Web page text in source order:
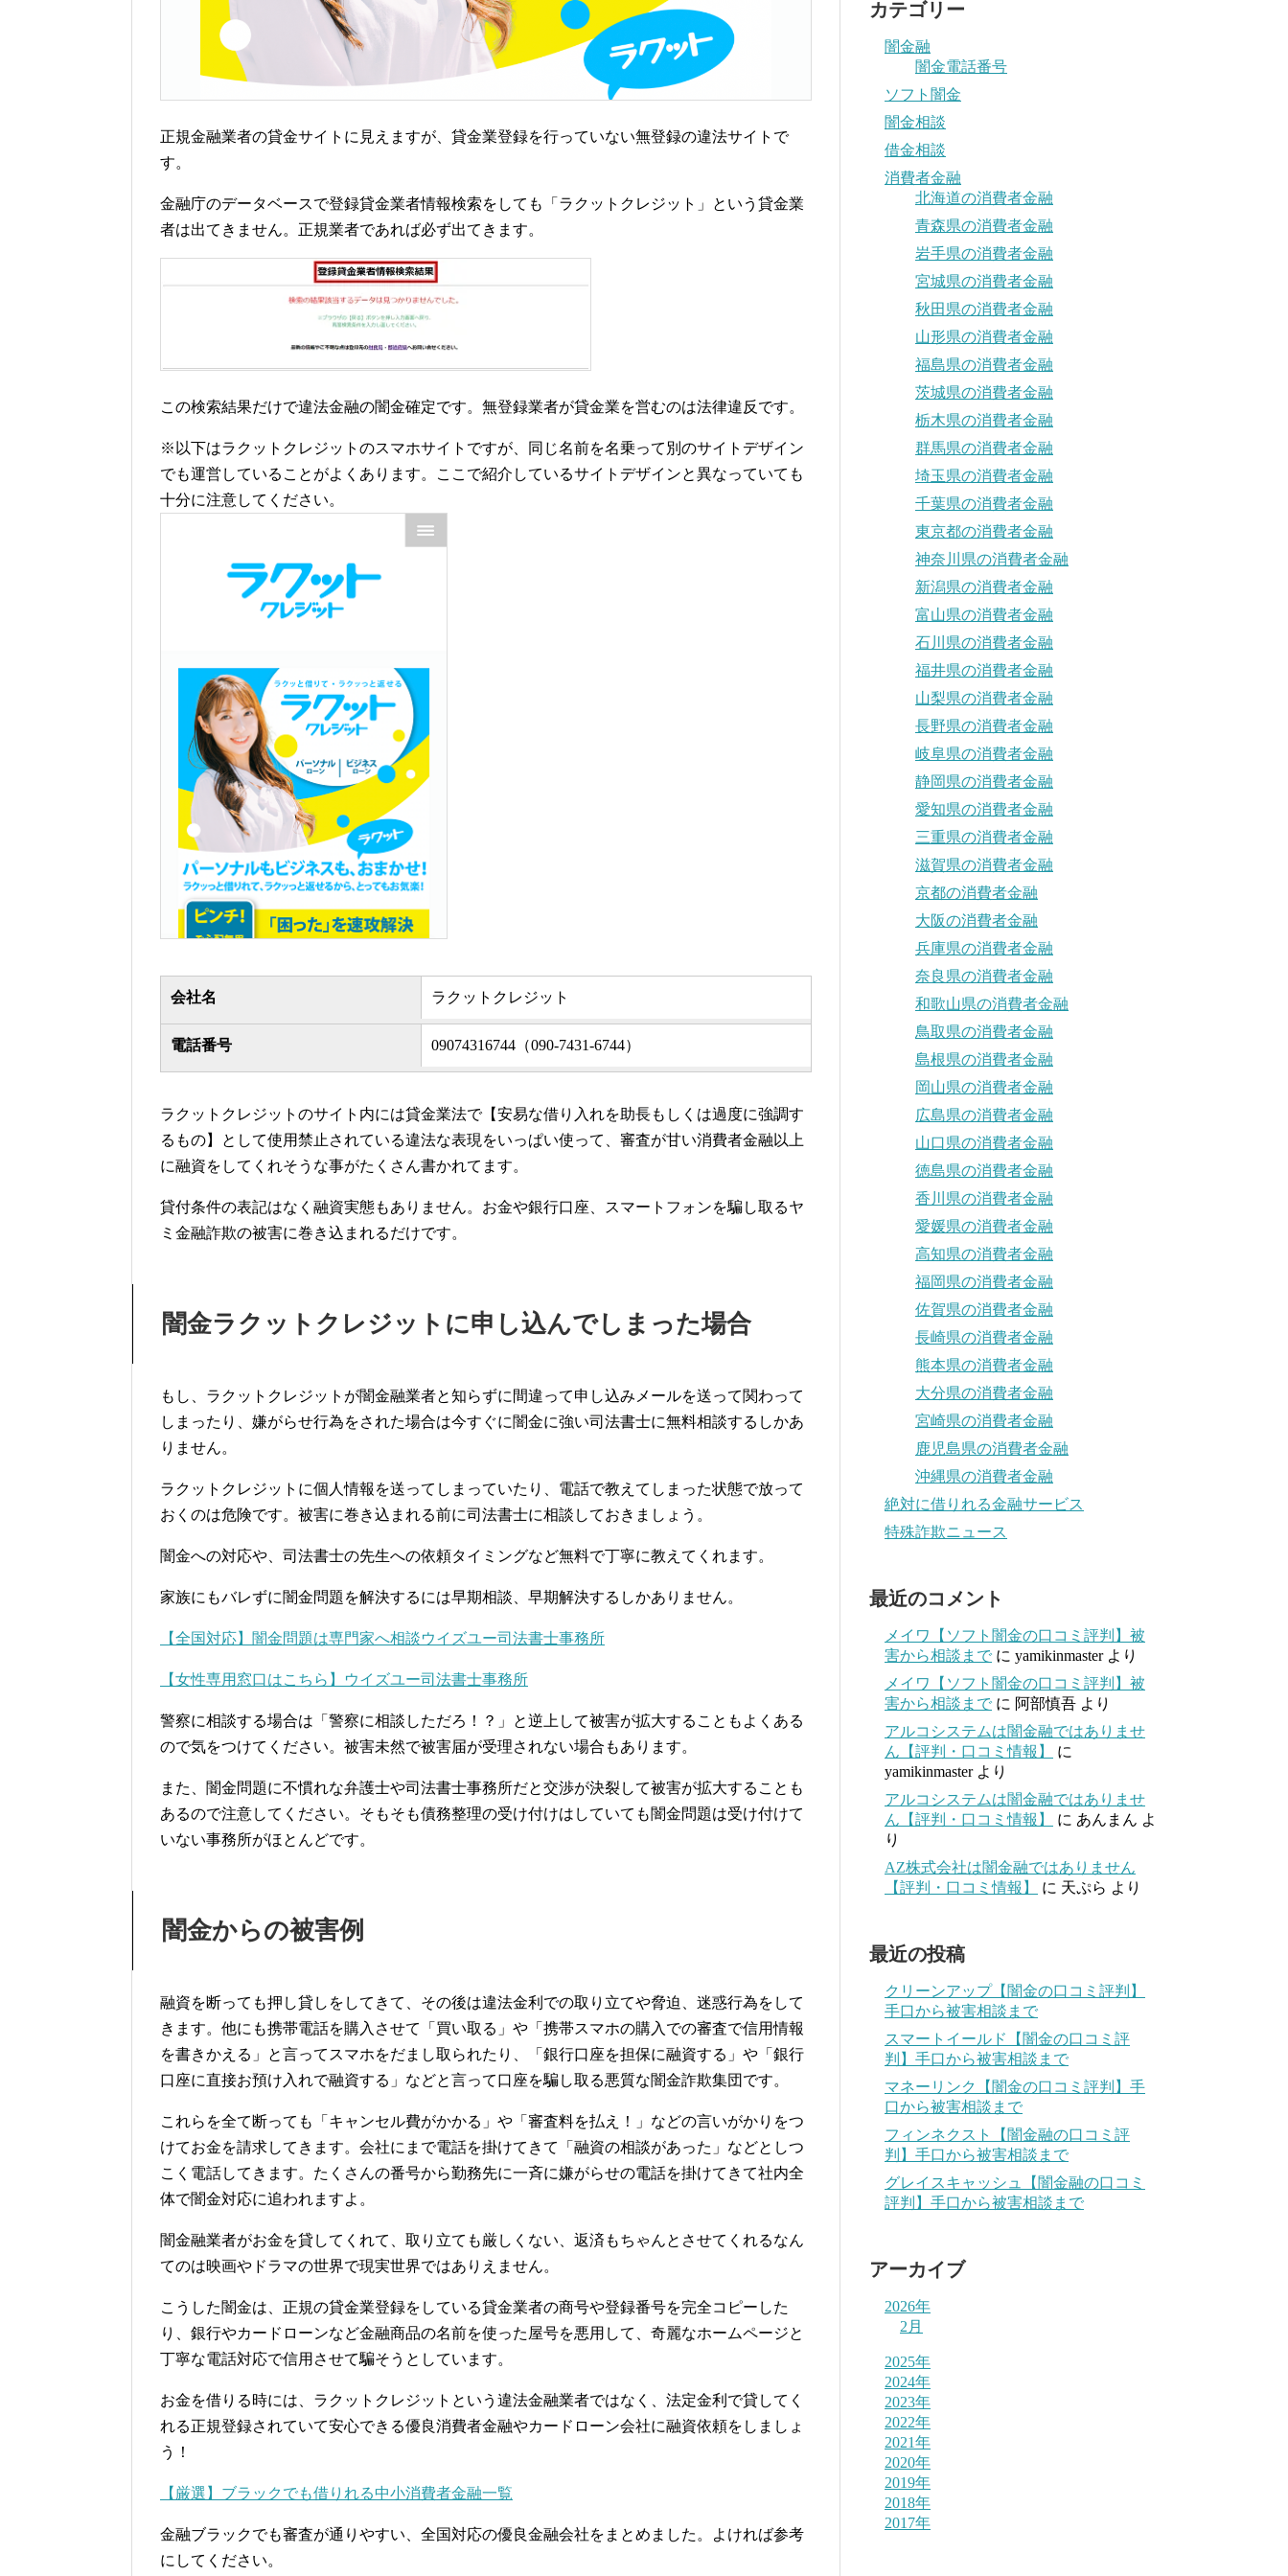
正規金融業者の貸金サイトに見えますが、貸金業登録を行っていない無登録の違法サイトで
す。
金融庁のデータベースで登録貸金業者情報検索をしても「ラクットクレジット」という貸金業
者は出てきません。正規業者であれば必ず出てきます。
この検索結果だけで違法金融の闇金確定です。無登録業者が貸金業を営むのは法律違反です。
※以下はラクットクレジットのスマホサイトですが、同じ名前を名乗って別のサイトデザイン
でも運営していることがよくあります。ここで紹介しているサイトデザインと異なっていても
十分に注意してください。
会社名 ラクットクレジット
電話番号 09074316744（090-7431-6744）
ラクットクレジットのサイト内には貸金業法で【安易な借り入れを助長もしくは過度に強調す
るもの】として使用禁止されている違法な表現をいっぱい使って、審査が甘い消費者金融以上
に融資をしてくれそうな事がたくさん書かれてます。
貸付条件の表記はなく融資実態もありません。お金や銀行口座、スマートフォンを騙し取るヤ
ミ金融詐欺の被害に巻き込まれるだけです。
闇金ラクットクレジットに申し込んでしまった場合
もし、ラクットクレジットが闇金融業者と知らずに間違って申し込みメールを送って関わって
しまったり、嫌がらせ行為をされた場合は今すぐに闇金に強い司法書士に無料相談するしかあ
りません。
ラクットクレジットに個人情報を送ってしまっていたり、電話で教えてしまった状態で放って
おくのは危険です。被害に巻き込まれる前に司法書士に相談しておきましょう。
闇金への対応や、司法書士の先生への依頼タイミングなど無料で丁寧に教えてくれます。
家族にもバレずに闇金問題を解決するには早期相談、早期解決するしかありません。
【全国対応】闇金問題は専門家へ相談ウイズユー司法書士事務所
【女性専用窓口はこちら】ウイズユー司法書士事務所
警察に相談する場合は「警察に相談しただろ！？」と逆上して被害が拡大することもよくある
ので気をつけてください。被害未然で被害届が受理されない場合もあります。
また、闇金問題に不慣れな弁護士や司法書士事務所だと交渉が決裂して被害が拡大することも
あるので注意してください。そもそも債務整理の受け付けはしていても闇金問題は受け付けて
いない事務所がほとんどです。
闇金からの被害例
融資を断っても押し貸しをしてきて、その後は違法金利での取り立てや脅迫、迷惑行為をして
きます。他にも携帯電話を購入させて「買い取る」や「携帯スマホの購入での審査で信用情報
を書きかえる」と言ってスマホをだまし取られたり、「銀行口座を担保に融資する」や「銀行
口座に直接お預け入れで融資する」などと言って口座を騙し取る悪質な闇金詐欺集団です。
これらを全て断っても「キャンセル費がかかる」や「審査料を払え！」などの言いがかりをつ
けてお金を請求してきます。会社にまで電話を掛けてきて「融資の相談があった」などとしつ
こく電話してきます。たくさんの番号から勤務先に一斉に嫌がらせの電話を掛けてきて社内全
体で闇金対応に追われますよ。
闇金融業者がお金を貸してくれて、取り立ても厳しくない、返済もちゃんとさせてくれるなん
てのは映画やドラマの世界で現実世界ではありえません。
こうした闇金は、正規の貸金業登録をしている貸金業者の商号や登録番号を完全コピーした
り、銀行やカードローンなど金融商品の名前を使った屋号を悪用して、奇麗なホームページと
丁寧な電話対応で信用させて騙そうとしています。
お金を借りる時には、ラクットクレジットという違法金融業者ではなく、法定金利で貸してく
れる正規登録されていて安心できる優良消費者金融やカードローン会社に融資依頼をしましょ
う！
【厳選】ブラックでも借りれる中小消費者金融一覧
金融ブラックでも審査が通りやすい、全国対応の優良金融会社をまとめました。よければ参考
にしてください。
カテゴリー
闇金融
闇金電話番号
ソフト闇金
闇金相談
借金相談
消費者金融
北海道の消費者金融
青森県の消費者金融
岩手県の消費者金融
宮城県の消費者金融
秋田県の消費者金融
山形県の消費者金融
福島県の消費者金融
茨城県の消費者金融
栃木県の消費者金融
群馬県の消費者金融
埼玉県の消費者金融
千葉県の消費者金融
東京都の消費者金融
神奈川県の消費者金融
新潟県の消費者金融
富山県の消費者金融
石川県の消費者金融
福井県の消費者金融
山梨県の消費者金融
長野県の消費者金融
岐阜県の消費者金融
静岡県の消費者金融
愛知県の消費者金融
三重県の消費者金融
滋賀県の消費者金融
京都の消費者金融
大阪の消費者金融
兵庫県の消費者金融
奈良県の消費者金融
和歌山県の消費者金融
鳥取県の消費者金融
島根県の消費者金融
岡山県の消費者金融
広島県の消費者金融
山口県の消費者金融
徳島県の消費者金融
香川県の消費者金融
愛媛県の消費者金融
高知県の消費者金融
福岡県の消費者金融
佐賀県の消費者金融
長崎県の消費者金融
熊本県の消費者金融
大分県の消費者金融
宮崎県の消費者金融
鹿児島県の消費者金融
沖縄県の消費者金融
絶対に借りれる金融サービス
特殊詐欺ニュース
最近のコメント
メイワ【ソフト闇金の口コミ評判】被
害から相談まで に yamikinmasterより
メイワ【ソフト闇金の口コミ評判】被
害から相談まで に 阿部慎吾 より
アルコシステムは闇金融ではありませ
ん【評判・口コミ情報】
に
yamikinmasterより
アルコシステムは闇金融ではありませ
ん【評判・口コミ情報】
に あんまん よ
り
AZ株式会社は闇金融ではありません
【評判・口コミ情報】
に 天ぷら より
最近の投稿
クリーンアップ【闇金の口コミ評判】
手口から被害相談まで
スマートイールド【闇金の口コミ評
判】手口から被害相談まで
マネーリンク【闇金の口コミ評判】手
口から被害相談まで
フィンネクスト【闇金融の口コミ評
判】手口から被害相談まで
グレイスキャッシュ【闇金融の口コミ
評判】手口から被害相談まで
アーカイブ
2026年
2月
2025年
2024年
2023年
2022年
2021年
2020年
2019年
2018年
2017年